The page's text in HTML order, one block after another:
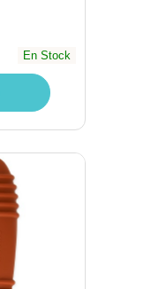
En Stock